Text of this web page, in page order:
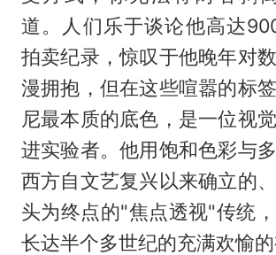
道。人们乐于谈论他高达
拍卖纪录，惊叹于他晚年对
漫拥抱，但在这些喧嚣的标
尼最本质的底色，是一位视
进实验者。他用饱和色彩与
西方自文艺复兴以来确立的
头为终点的"焦点透视"传统
长达半个多世纪的充满欢愉的